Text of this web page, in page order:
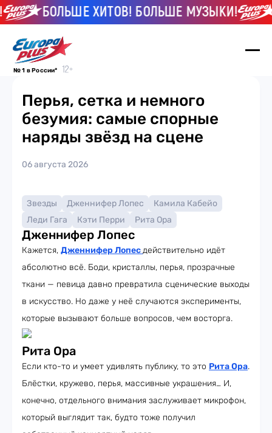
БОЛЬШЕ ХИТОВ! БОЛЬШЕ МУЗЫКИ!
№ 1 в России*
Перья, сетка и немного
безумия: самые спорные
наряды звёзд на сцене
06 августа 2026
Звезды Дженнифер Лопес
Камила Кабейо
Леди Гага
Кэти Перри Рита Ора
Дженнифер Лопес
Кажется, Дженнифер Лопесдействительно идёт
абсолютно всё. Боди, кристаллы, перья, прозрачные
ткани — певица давно превратила сценические выходы
в искусство. Но даже у неё случаются эксперименты,
которые вызывают больше вопросов, чем восторга.
Рита Ора
Если кто-то и умеет удивлять публику, то это Рита Ора.
Блёстки, кружево, перья, массивные украшения… И,
конечно, отдельного внимания заслуживает микрофон,
который выглядит так, будто тоже получил